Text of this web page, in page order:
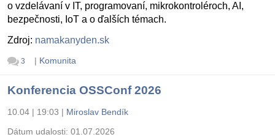
o vzdelávaní v IT, programovaní, mikrokontroléroch, AI,
bezpečnosti, IoT a o ďalších témach.
Zdroj: namakanyden.sk
3 | Komunita
Konferencia OSSConf 2026
10.04 | 19:03 | Miroslav Bendík
Dátum udalosti: 01.07.2026